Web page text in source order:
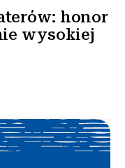
honor
wysokiej